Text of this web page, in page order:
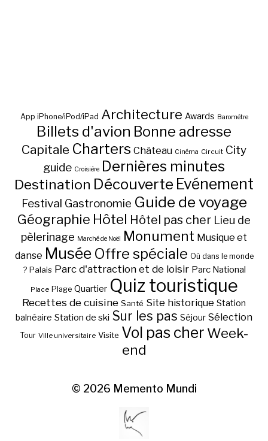
App iPhone/iPod/iPad Architecture Awards Baromètre
Billets d'avion Bonne adresse
Capitale Charters Château Cinéma Circuit City
guide Croisière Dernières minutes
Destination Découverte Evénement
Festival Gastronomie Guide de voyage
Géographie Hôtel Hôtel pas cher Lieu de
pèlerinage Marché de Noël Monument Musique et
danse Musée Offre spéciale Où dans le monde
? Palais Parc d'attraction et de loisir Parc National
Place Plage Quartier Quiz touristique
Recettes de cuisine Santé Site historique Station
balnéaire Station de ski Sur les pas Séjour Sélection
Tour Ville universitaire Visite Vol pas cher Week-
end
© 2026 Memento Mundi